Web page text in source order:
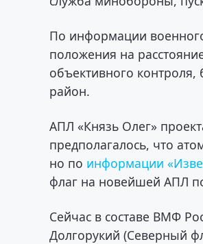
По информации
положения на
объективного
район.
АПЛ «Князь Олег»
предполагалось, что
но по информации
флаг на новейшей АПЛ
Сейчас в составе ВМФ
Долгорукий (Северный